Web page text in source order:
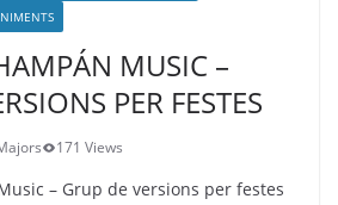
MUSIC –
PER FESTES
171 Views
– Grup de versions per festes